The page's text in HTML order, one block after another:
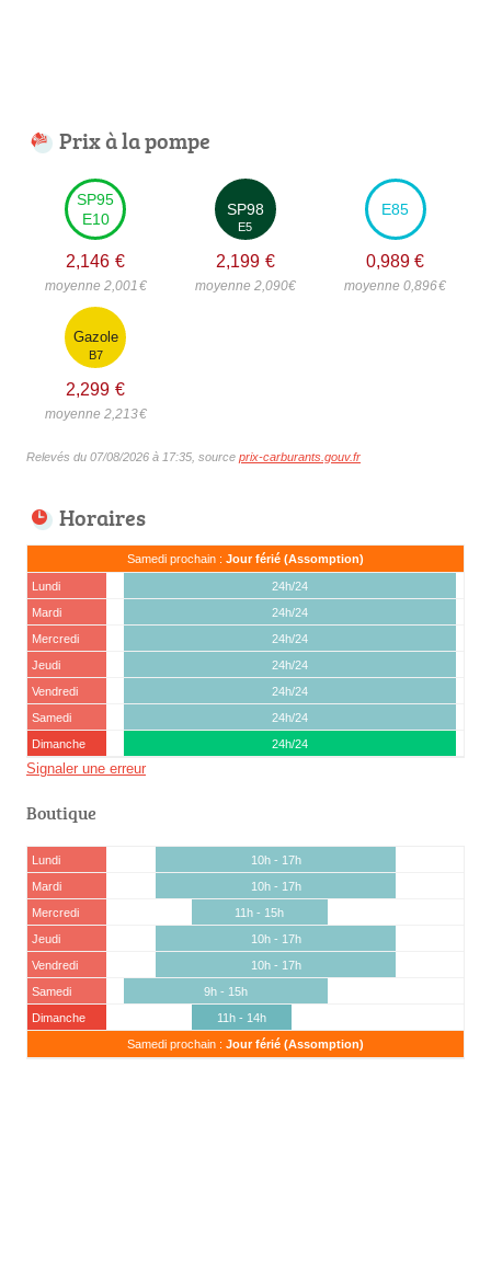
Prix à la pompe
SP95
E10
2,146 €
moyenne 2,001€
SP98
E5
2,199 €
moyenne 2,090€
E85
0,989 €
moyenne 0,896€
Gazole
B7
2,299 €
moyenne 2,213€
Relevés du 07/08/2026 à 17:35, source prix-carburants.gouv.fr
Horaires
Samedi prochain : Jour férié (Assomption)
Lundi
24h/24
Mardi
24h/24
Mercredi
24h/24
Jeudi
24h/24
Vendredi
24h/24
Samedi
24h/24
Dimanche
24h/24
Signaler une erreur
Boutique
Lundi
10h - 17h
Mardi
10h - 17h
Mercredi
11h - 15h
Jeudi
10h - 17h
Vendredi
10h - 17h
Samedi
9h - 15h
Dimanche
11h - 14h
Samedi prochain : Jour férié (Assomption)